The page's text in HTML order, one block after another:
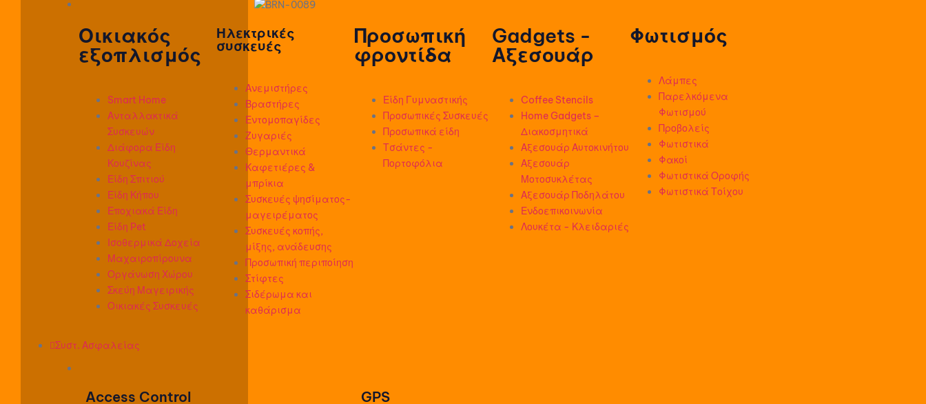
Οικιακός
εξοπλισμός
Smart Home
Ανταλλακτικά
Συσκευών
Διάφορα Είδη
Κουζίνας
Είδη Σπιτιού
Είδη Κήπου
Εποχιακά Είδη
Είδη Pet
Ισοθερμικά Δοχεία
Μαχαιροπίρουνα
Οργάνωση Χώρου
Σκεύη Μαγειρικής
Οικιακές Συσκευές
Ηλεκτρικές
συσκευές
Ανεμιστήρες
Βραστήρες
Εντομοπαγίδες
Ζυγαριές
Θερμαντικά
Καφετιέρες &
μπρίκια
Συσκευές ψησίματος-
μαγειρέματος
Συσκευές κοπής,
μίξης, ανάδευσης
Προσωπική περιποίηση
Στίφτες
Σιδέρωμα και
καθάρισμα
Προσωπική
φροντίδα
Είδη Γυμναστικής
Προσωπικές Συσκευές
Προσωπικά είδη
Τσάντες -
Πορτοφόλια
Gadgets -
Αξεσουάρ
Coffee Stencils
Home Gadgets –
Διακοσμητικά
Αξεσουάρ Αυτοκινήτου
Αξεσουάρ
Μοτοσυκλέτας
Αξεσουάρ Ποδηλάτου
Ενδοεπικοινωνία
Λουκέτα - Κλειδαριές
Φωτισμός
Λάμπες
Παρελκόμενα
Φωτισμού
Προβολείς
Φωτιστικά
Φακοί
Φωτιστικά Οροφής
Φωτιστικά Τοίχου
Συστ. Ασφαλείας
Access Control GPS